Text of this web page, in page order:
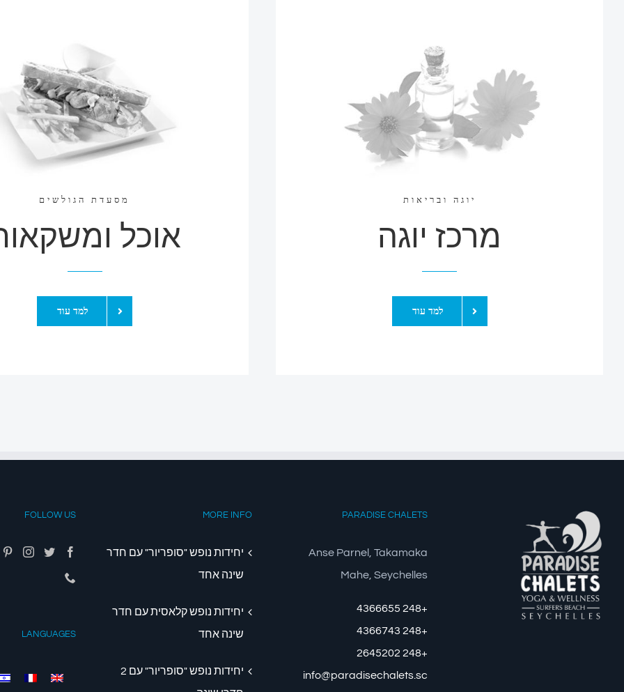
יוגה ובריאות
מרכז יוגה
למד עוד
מסעדת הגולשים
אוכל
למד עוד
PARADISE CHALETS
Anse Parnel, Takamaka
Mahe, Seychelles
+248 4366655
+248 4366743
+248 2645202
info@paradisechalets.sc
MORE INFO
יחידות נופש "סופריור" עם חדר
שינה אחד
יחידות נופש קלאסית עם חדר
שינה אחד
יחידות נופש "סופריור" עם 2
FOLLOW US
LANGUAGES